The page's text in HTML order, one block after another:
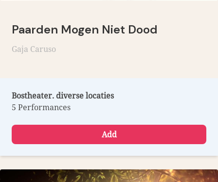
Paarden Mogen Niet Dood
Gaja Caruso
Bostheater. diverse locaties
5 Performances
Add